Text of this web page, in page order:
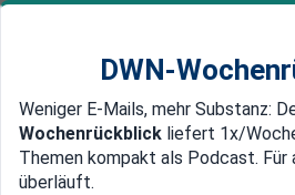
Newsticker MEIN DWN:
Edelmetalle DWN-
DWN-
Weniger E-Mails, mehr Substanz:
Wochenrückblick liefert 1x/
Themen kompakt als Podcast.
überläuft.